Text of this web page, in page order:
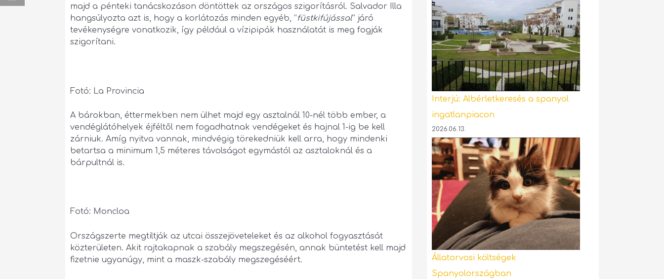
majd a pénteki tanácskozáson döntöttek az országos szigorításról. Salvador Illa
hangsúlyozta azt is, hogy a korlátozás minden egyéb, “füstkifújással” járó
tevékenységre vonatkozik, így például a vízipipák használatát is meg fogják
szigorítani.
Fotó: La Provincia
A bárokban, éttermekben nem ülhet majd egy asztalnál 10-nél több ember, a
vendéglátóhelyek éjféltől nem fogadhatnak vendégeket és hajnal 1-ig be kell
zárniuk. Amíg nyitva vannak, mindvégig törekedniük kell arra, hogy mindenki
betartsa a minimum 1,5 méteres távolságot egymástól az asztaloknál és a
bárpultnál is.
Fotó: Moncloa
Országszerte megtiltják az utcai összejöveteleket és az alkohol fogyasztását
közterületen. Akit rajtakapnak a szabály megszegésén, annak büntetést kell majd
fizetnie ugyanúgy, mint a maszk-szabály megszegéséért.
Interjú: Albérletkeresés a spanyol
ingatlanpiacon
2026.06.13.
Állatorvosi költségek
Spanyolországban